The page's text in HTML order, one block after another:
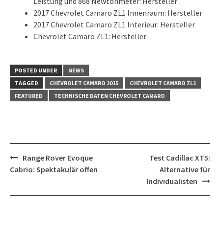
2017 Chevrolet Camaro ZL1 Innenraum: Hersteller
2017 Chevrolet Camaro ZL1 Interieur: Hersteller
Chevrolet Camaro ZL1: Hersteller
POSTED UNDER
NEWS
TAGGED
CHEVROLET CAMARO 2015
CHEVROLET CAMARO ZL1
FEATURED
TECHNISCHE DATEN CHEVROLET CAMARO
Post
navigation
Range Rover Evoque
Cabrio: Spektakulär offen
Test Cadillac XT5:
Alternative für
Individualisten